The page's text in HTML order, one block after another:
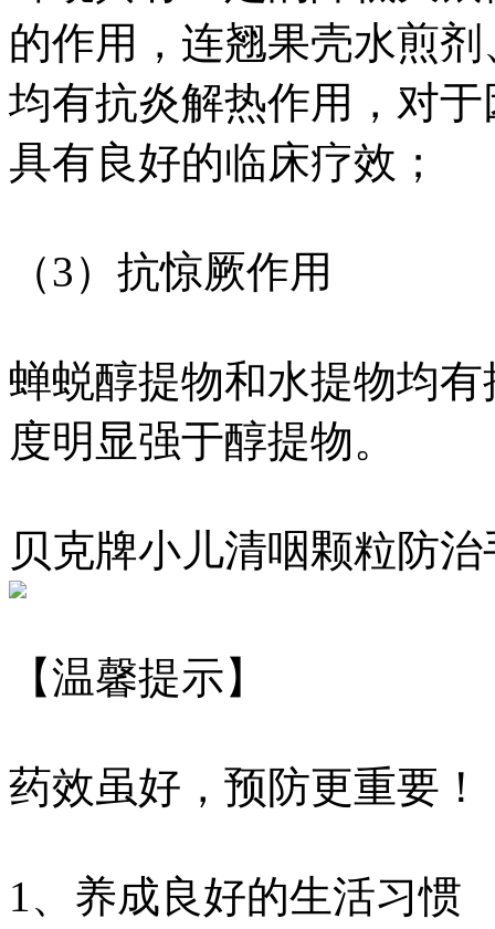
的作用，连翘果壳水煎
均有抗炎解热作用，对
具有良好的临床疗效；
（3）抗惊厥作用
蝉蜕醇提物和水提物均
度明显强于醇提物。
贝克牌小儿清咽颗粒防
【温馨提示】
药效虽好，预防更重要！
1、养成良好的生活习惯